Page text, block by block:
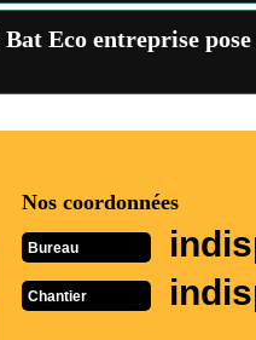
Eco entreprise
Nos coordonnées
Bureau
Chantier